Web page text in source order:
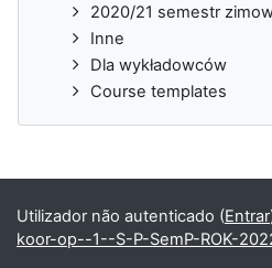
2020/21 semestr
Inne
Dla wykładowców
Course templates
Utilizador não autenticado (Entrar
koor-op--1--S-P-SemP-ROK-